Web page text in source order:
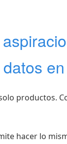
productos.
hacer lo